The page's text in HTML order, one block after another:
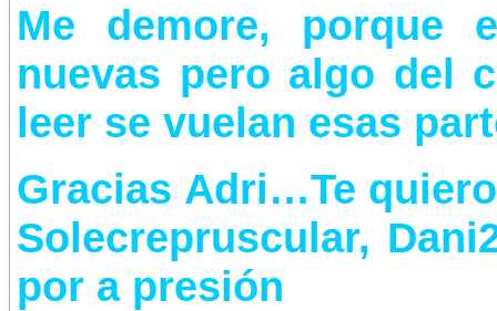
Me demore, porque
nuevas pero algo del
leer se vuelan esas
Gracias Adri…Te
Solecrepruscular,
por a presión